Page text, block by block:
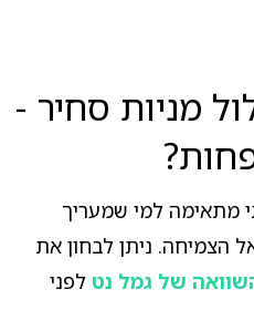
מניות סחיר -
מתאימה למי שמעריך
הצמיחה. ניתן לבחון את
של גמל נט לפני